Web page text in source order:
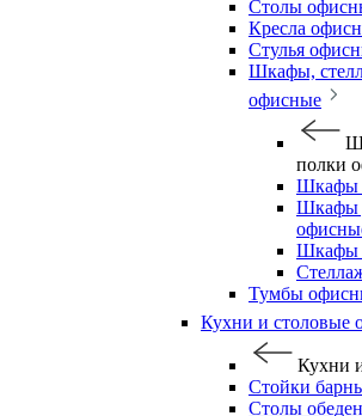
Столы
Кресла
Стулья
Шкафы,
офисные
полки
Шкафы
Шкафы
Шкафы
Тумбы
Кухни и столовые
Кухни
Стойки
Столы